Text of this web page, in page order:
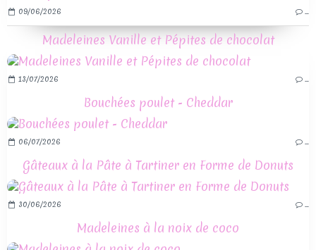
09/06/2026 …
Madeleines Vanille et Pépites de chocolat
13/07/2026 …
Bouchées poulet - Cheddar
06/07/2026 …
Gâteaux à la Pâte à Tartiner en Forme de Donuts
30/06/2026 …
Madeleines à la noix de coco